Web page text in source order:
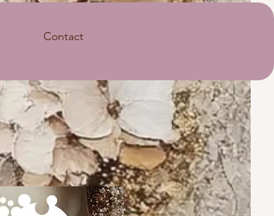
Contact